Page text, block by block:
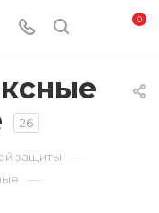
0
26
защиты —
—